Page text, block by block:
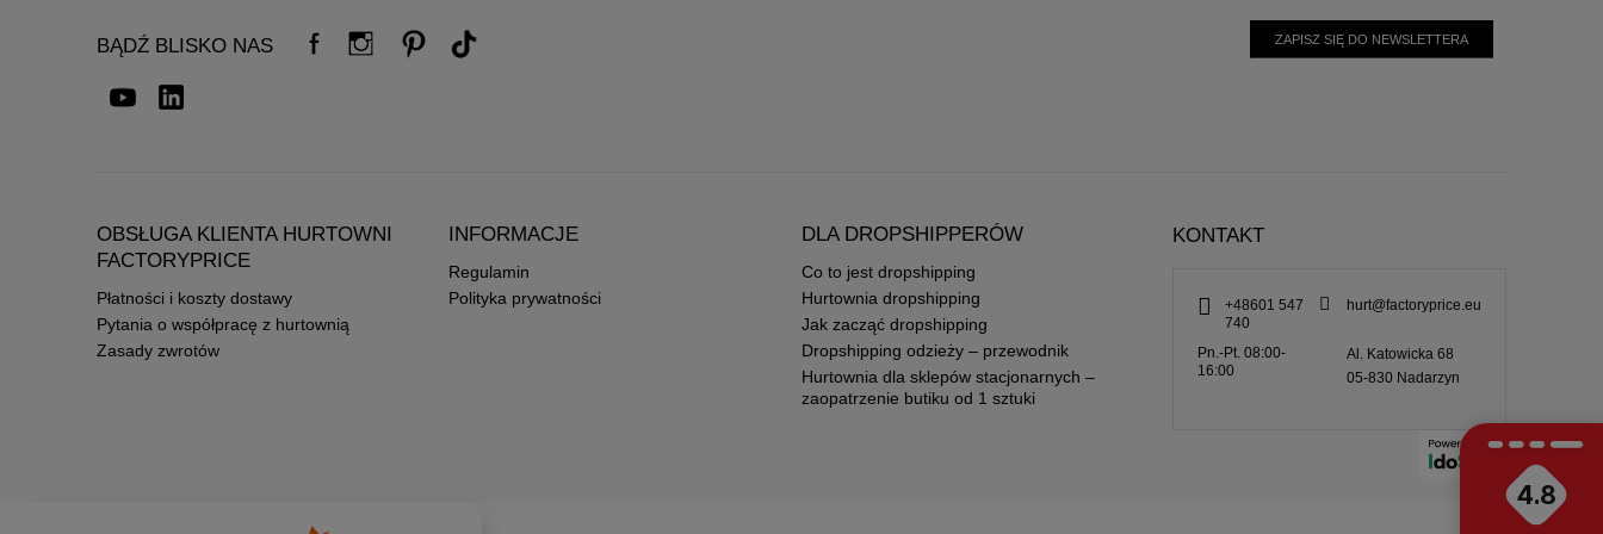
BĄDŹ BLISKO NAS ZAPISZ SIĘ DO NEWSLETTERA
OBSŁUGA KLIENTA HURTOWNI
FACTORYPRICE
Płatności i koszty dostawy
Pytania o współpracę z hurtownią
Zasady zwrotów
INFORMACJE
Regulamin
Polityka prywatności
DLA DROPSHIPPERÓW
Co to jest dropshipping
Hurtownia dropshipping
Jak zacząć dropshipping
Dropshipping odzieży – przewodnik
Hurtownia dla sklepów stacjonarnych –
zaopatrzenie butiku od 1 sztuki
KONTAKT
+48601 547
740
hurt@factoryprice.eu
Pn.-Pt. 08:00-
16:00
Al. Katowicka 68
05-830 Nadarzyn
4.8